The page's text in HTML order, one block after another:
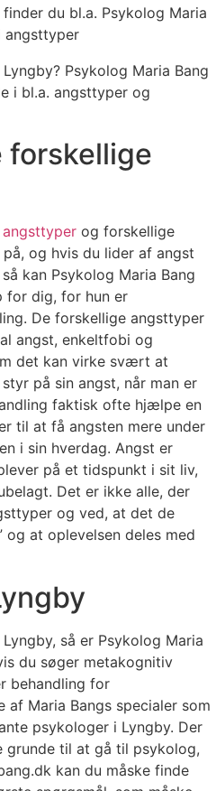
du bl.a. Psykolog Maria
angsttyper
Psykolog Maria Bang
i bl.a. angsttyper og
angsttyper og forskellige
og hvis du lider af angst
kan Psykolog Maria Bang
dig, for hun er
De forskellige angsttyper
angst, enkeltfobi og
det kan virke svært at
på sin angst, når man er
faktisk ofte hjælpe en
til at få angsten mere under
i sin hverdag. Angst er
på et tidspunkt i sit liv,
Det er ikke alle, der
og ved, at det de
og at oplevelsen deles med
så er Psykolog Maria
du søger metakognitiv
behandling for
af Maria Bangs specialer som
psykologer i Lyngby. Der
til at gå til psykolog,
kan du måske finde